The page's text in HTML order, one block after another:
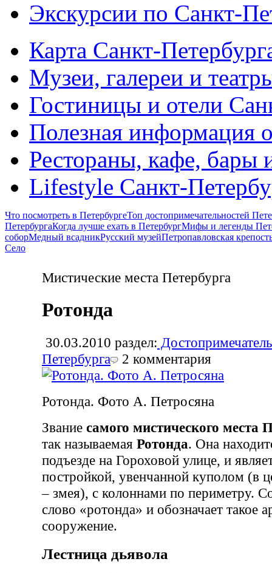
Экскурсии по Санкт-
Карта Санкт-
Музеи, галереи и
Гостиницы и отели
Полезная информация
Рестораны, кафе, бары
Lifestyle Санкт-
Что посмотреть в ПетербургеТоп достопримечательностей
ПетербургаКогда лучше ехать в ПетербургМифы и легенды
соборМедный всадникРусский музейПетропавловская
Село
Мистические места Петербурга
Ротонда
30.03.2010 раздел:
Петербурга
2 комментария
Ротонда. Фото А. Петросяна
Звание самого мистического места
так называемая Ротонда. Она
подъезде на Гороховой улице, и
постройкой, увенчанной куполом (в
– змея), с колоннами по периметру.
слово «ротонда» и обозначает такое
сооружение.
Лестница дьявола